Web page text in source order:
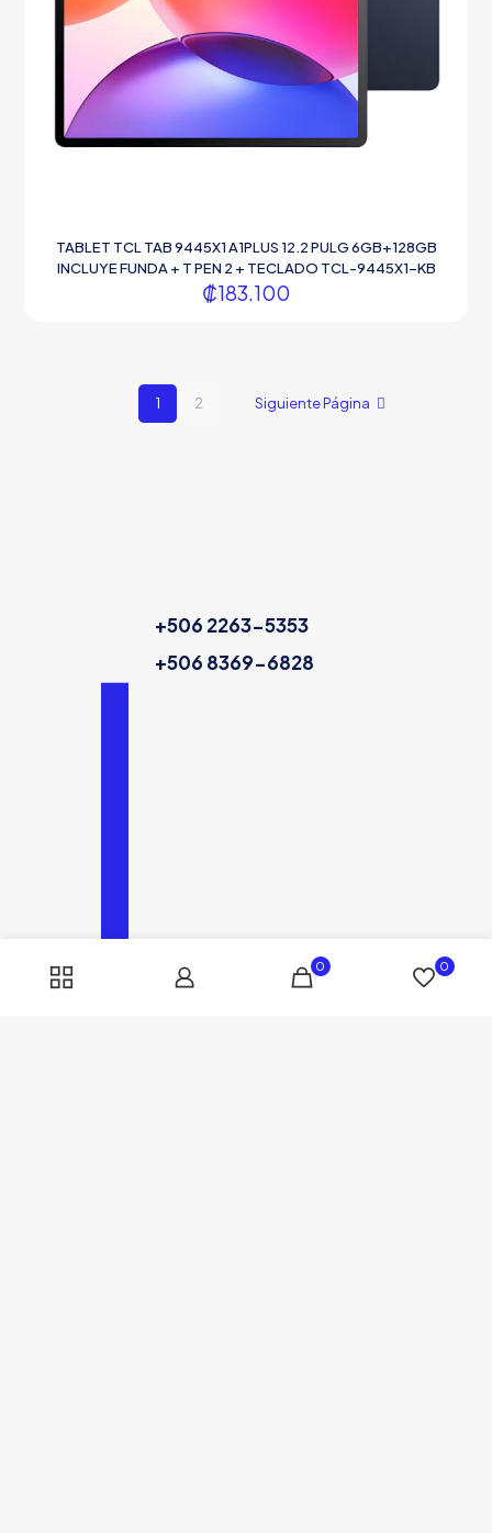
TABLET TCL TAB 9445X1 A1PLUS 12.2 PULG 6GB+128GB
INCLUYE FUNDA + T PEN 2 + TECLADO TCL-9445X1-KB
₡183.100
1 2 Siguiente Página
+506 2263-5353
+506 8369-6828
0 0